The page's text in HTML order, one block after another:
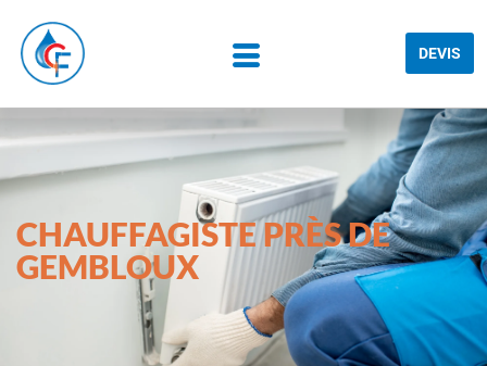
DEVIS
CHAUFFAGISTE PRÈS DE
GEMBLOUX